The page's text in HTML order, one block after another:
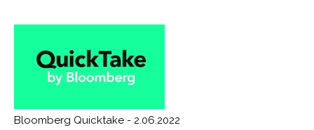
Bloomberg Quicktake - 2.06.2022